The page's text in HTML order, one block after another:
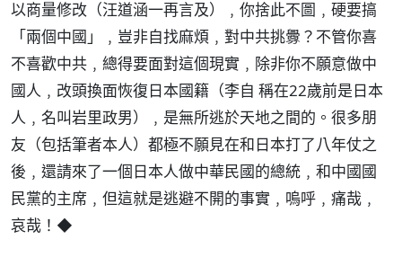
以商量修改（汪道涵一再言及）﹐你捨此不圖﹐硬要搞
「兩個中國」﹐豈非自找麻煩﹐對中共挑釁？不管你喜
不喜歡中共﹐總得要面對這個現實﹐除非你不願意做中
國人﹐改頭換面恢復日本國籍（李自 稱在22歲前是日本
人﹐名叫岩里政男）﹐是無所逃於天地之間的。很多朋
友（包括筆者本人）都極不願見在和日本打了八年仗之
後﹐還請來了一個日本人做中華民國的總統﹐和中國國
民黨的主席﹐但這就是逃避不開的事實﹐嗚呼﹐痛哉﹐
哀哉！◆